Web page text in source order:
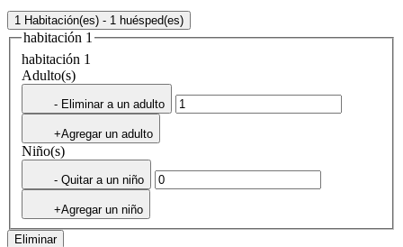
1 Habitación(es) - 1 huésped(es)
habitación 1
habitación 1
Adulto(s)
- Eliminar a un adulto
+Agregar un adulto
Niño(s)
- Quitar a un niño
+Agregar un niño
Eliminar